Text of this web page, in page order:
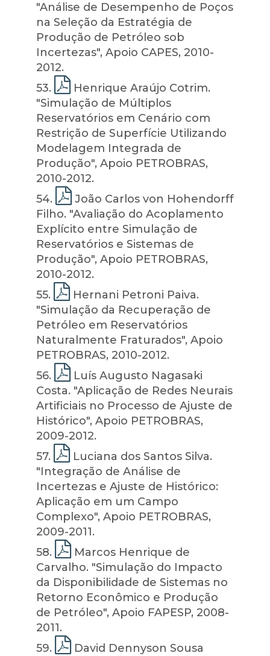
"Análise de Desempenho de Poços
na Seleção da Estratégia de
Produção de Petróleo sob
Incertezas", Apoio CAPES, 2010-
2012.
53.
Henrique Araújo Cotrim.
"Simulação de Múltiplos
Reservatórios em Cenário com
Restrição de Superfície Utilizando
Modelagem Integrada de
Produção", Apoio PETROBRAS,
2010-2012.
54.
João Carlos von Hohendorff
Filho. "Avaliação do Acoplamento
Explícito entre Simulação de
Reservatórios e Sistemas de
Produção", Apoio PETROBRAS,
2010-2012.
55.
Hernani Petroni Paiva.
"Simulação da Recuperação de
Petróleo em Reservatórios
Naturalmente Fraturados", Apoio
PETROBRAS, 2010-2012.
56.
Luís Augusto Nagasaki
Costa. "Aplicação de Redes Neurais
Artificiais no Processo de Ajuste de
Histórico", Apoio PETROBRAS,
2009-2012.
57.
Luciana dos Santos Silva.
"Integração de Análise de
Incertezas e Ajuste de Histórico:
Aplicação em um Campo
Complexo", Apoio PETROBRAS,
2009-2011.
58.
Marcos Henrique de
Carvalho. "Simulação do Impacto
da Disponibilidade de Sistemas no
Retorno Econômico e Produção
de Petróleo", Apoio FAPESP, 2008-
2011.
59.
David Dennyson Sousa